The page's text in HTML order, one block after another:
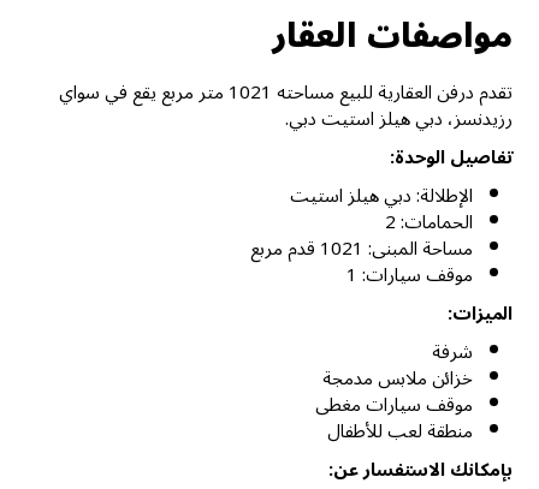
مواصفات العقار
تقدم درفن العقارية للبيع مساحته 1021 متر مربع يقع في سواي
رزيدنسز، دبي هيلز استيت دبي.
تفاصيل الوحدة:
الإطلالة: دبي هيلز استيت
الحمامات: 2
مساحة المبنى: 1021 قدم مربع
موقف سيارات: 1
الميزات:
شرفة
خزائن ملابس مدمجة
موقف سيارات مغطى
منطقة لعب للأطفال
بإمكانك الاستفسار عن: